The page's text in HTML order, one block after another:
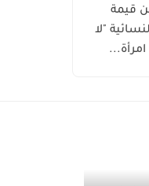
قيمة
"لا
امرأة...